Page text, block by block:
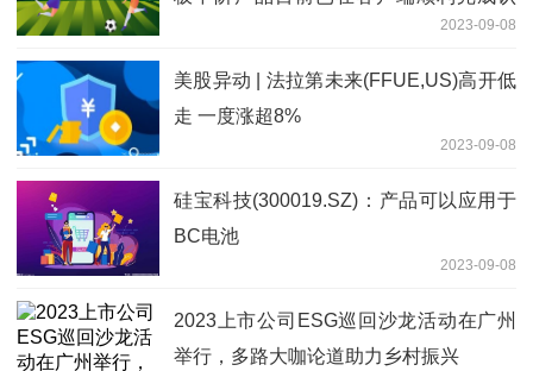
证，部分中高阶产品已进入送样阶段2023-09-08
美股异动 | 法拉第未来(FFUE,US)高开低
走 一度涨超8%
2023-09-08
硅宝科技(300019.SZ)：产品可以应用于
BC电池
2023-09-08
2023上市公司ESG巡回沙龙活动在广州
举行，多路大咖论道助力乡村振兴